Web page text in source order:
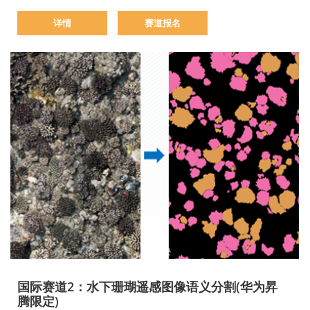
详情 赛道报名
国际赛道2：水下珊瑚遥感图像语义分割(华为昇
腾限定)